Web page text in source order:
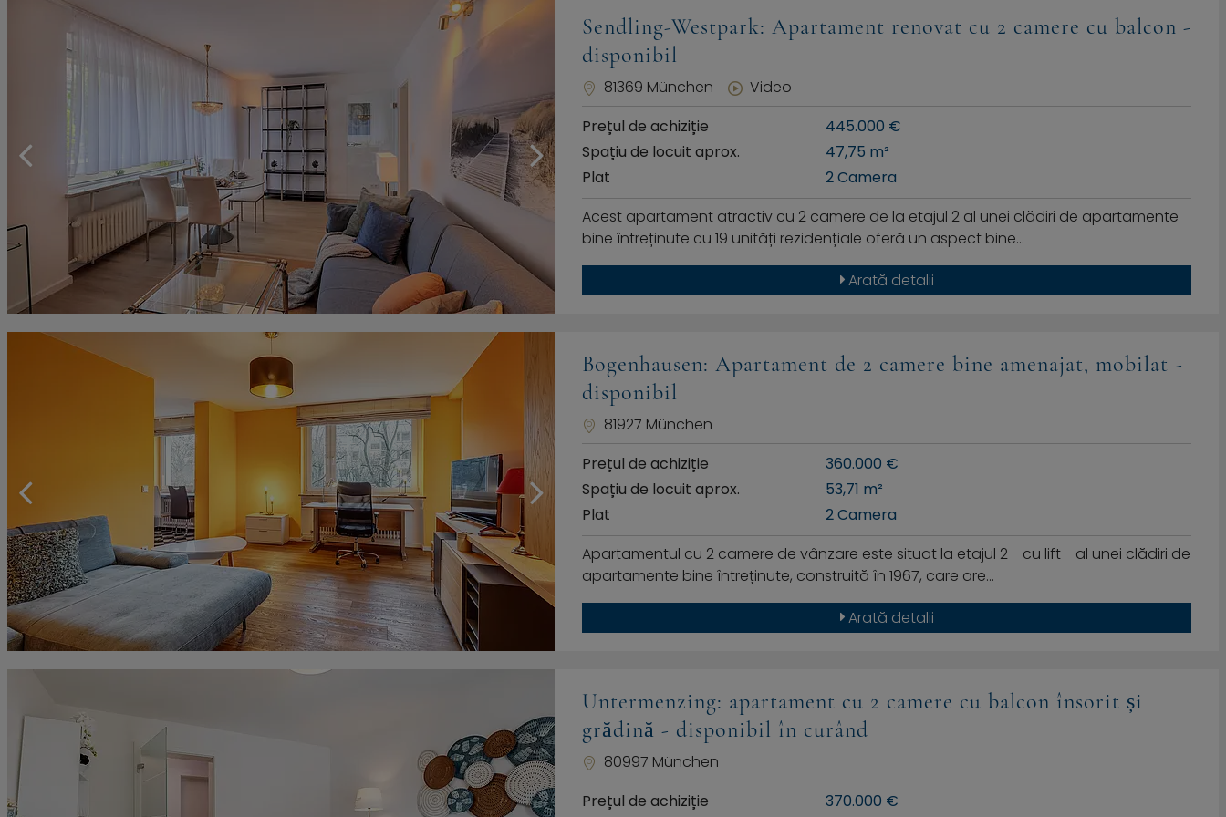
Sendling-Westpark: Apartament renovat cu 2 camere cu balcon -
disponibil
81369 München
Video
Prețul de achiziție
445.000 €
Spațiu de locuit aprox.
47,75 m²
Plat
2 Camera
Acest apartament atractiv cu 2 camere de la etajul 2 al unei clădiri de apartamente
bine întreținute cu 19 unități rezidențiale oferă un aspect bine…
Arată detalii
Bogenhausen: Apartament de 2 camere bine amenajat, mobilat -
disponibil
81927 München
Prețul de achiziție
360.000 €
Spațiu de locuit aprox.
53,71 m²
Plat
2 Camera
Apartamentul cu 2 camere de vânzare este situat la etajul 2 - cu lift - al unei clădiri de
apartamente bine întreținute, construită în 1967, care are…
Arată detalii
Untermenzing: apartament cu 2 camere cu balcon însorit și
grădină - disponibil în curând
80997 München
Prețul de achiziție
370.000 €